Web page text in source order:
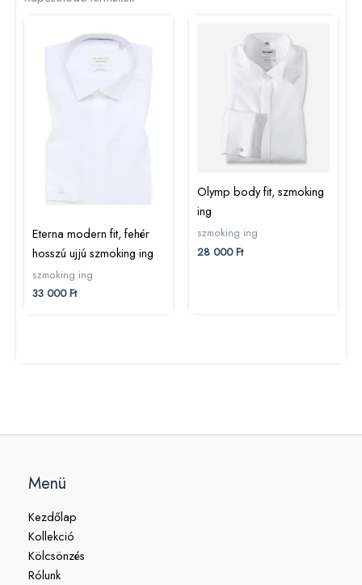
Eterna modern fit, fehér
hosszú ujjú szmoking ing
szmoking ing
33 000Ft
Olymp body fit, szmoking
ing
szmoking ing
28 000Ft
Menü
Kezdőlap
Kollekció
Kölcsönzés
Rólunk